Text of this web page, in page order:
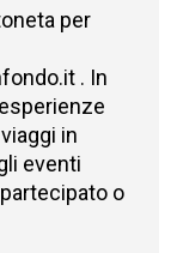
per
. In
in
eventi
o